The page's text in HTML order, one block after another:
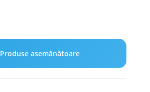
Produse asemănătoare